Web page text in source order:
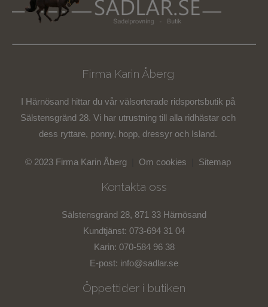
Firma Karin Åberg
I Härnösand hittar du vår välsorterade ridsportsbutik på
Sälstensgränd 28. Vi har utrustning till alla ridhästar och
dess ryttare, ponny, hopp, dressyr och Island.
© 2023 Firma Karin Åberg Om cookies Sitemap
Kontakta oss
Sälstensgränd 28, 871 33 Härnösand
Kundtjänst: 073-694 31 04
Karin: 070-584 96 38
E-post: info@sadlar.se
Öppettider i butiken